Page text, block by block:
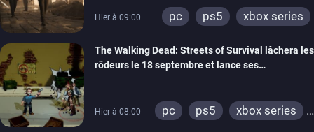
Hier à 09:00 pc ps5 xbox series
The Walking Dead: Streets of Survival lâchera les
rôdeurs le 18 septembre et lance ses
Hier à 08:00 pc ps5
xbox series